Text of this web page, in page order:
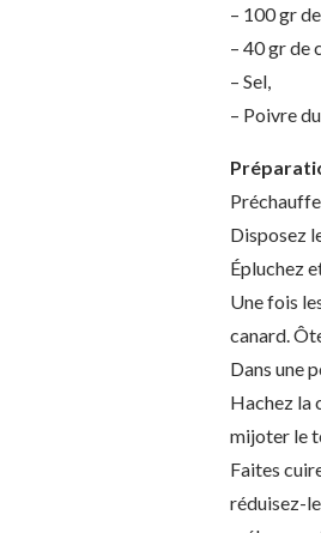
– 100 gr
– 40 gr de
– Sel,
– Poivre
Disposez
Épluchez
Une fois
canard.
Dans une
Hachez la
mijoter le
Faites
réduisez-